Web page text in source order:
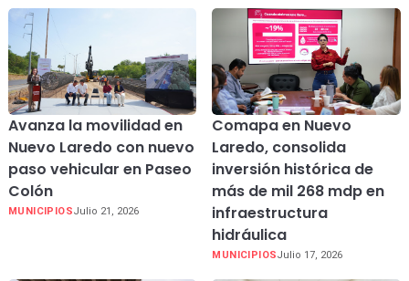
Avanza la movilidad en
Nuevo Laredo con nuevo
paso vehicular en Paseo
Colón
MUNICIPIOSJulio 21, 2026
Comapa en Nuevo
Laredo, consolida
inversión histórica de
más de mil 268 mdp en
infraestructura
hidráulica
MUNICIPIOSJulio 17, 2026